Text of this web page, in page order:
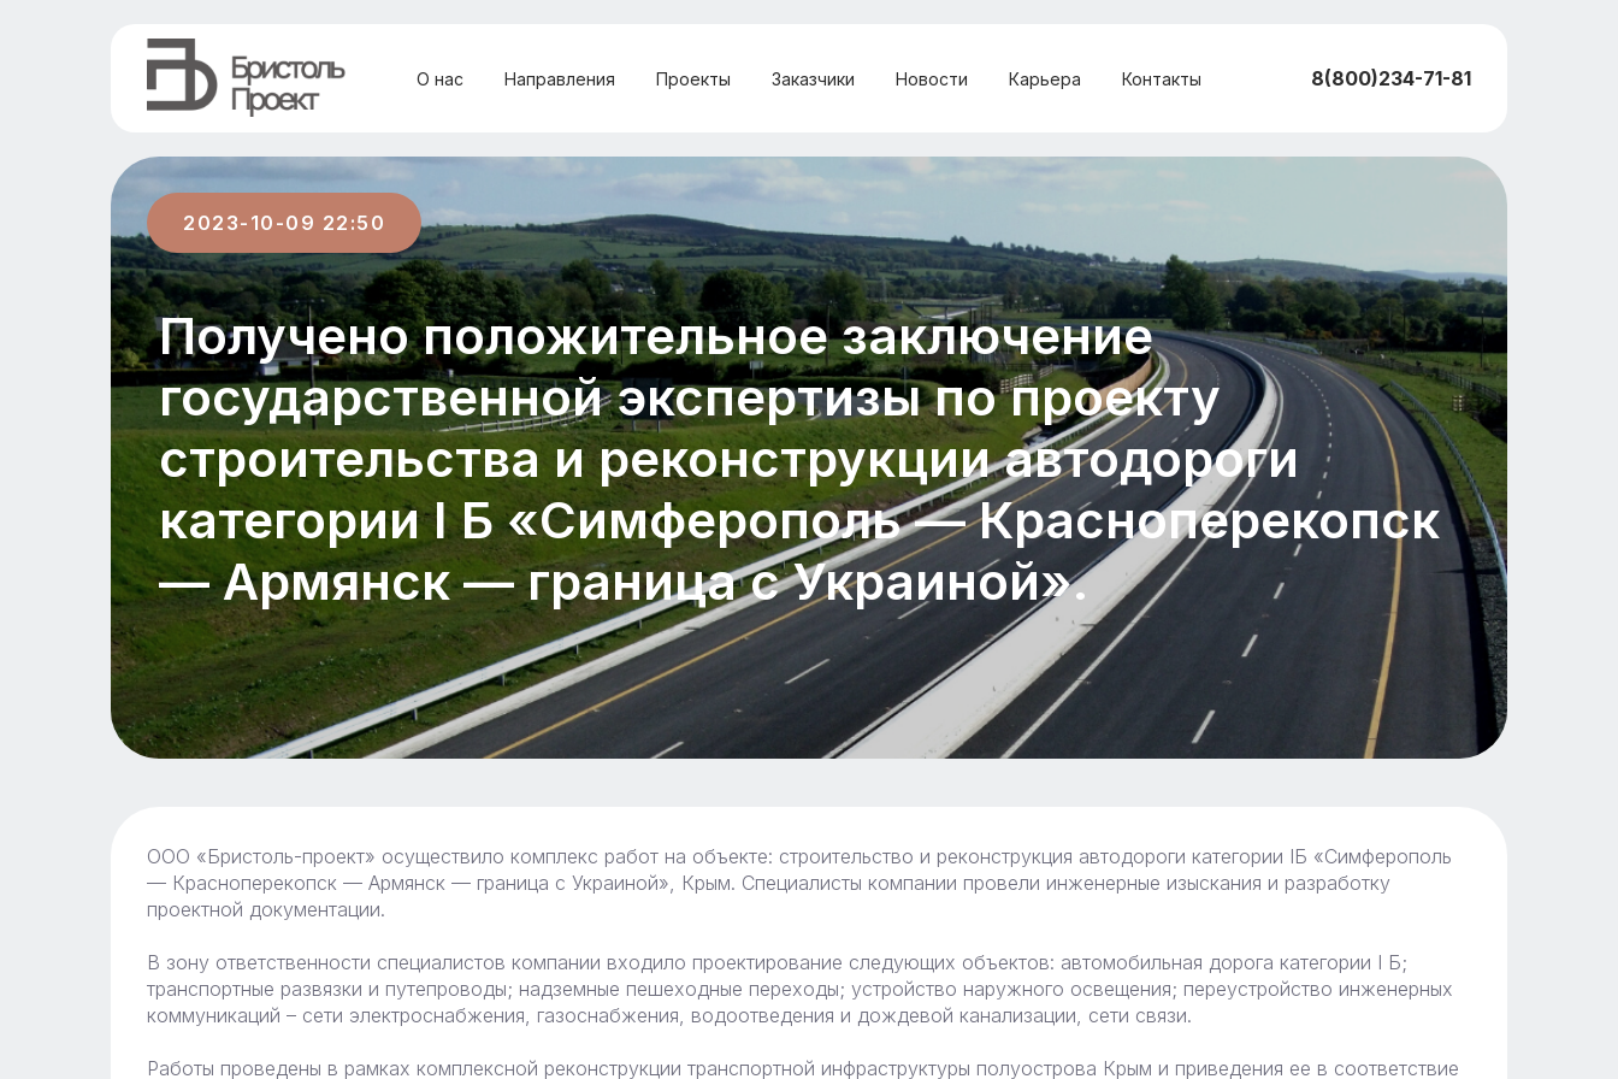
О нас Направления Проекты Заказчики Новости Карьера Контакты 8(800)234-71-81
Получено положительное заключение
государственной экспертизы по проекту
строительства и реконструкции автодороги
категории I Б «Симферополь — Красноперекопск
— Армянск — граница с Украиной».
2023-10-09 22:50
ООО «Бристоль-проект» осуществило комплекс работ на объекте: строительство и реконструкция автодороги категории IБ «Симферополь
— Красноперекопск — Армянск — граница с Украиной», Крым. Специалисты компании провели инженерные изыскания и разработку
проектной документации.
В зону ответственности специалистов компании входило проектирование следующих объектов: автомобильная дорога категории I Б;
транспортные развязки и путепроводы; надземные пешеходные переходы; устройство наружного освещения; переустройство инженерных
коммуникаций – сети электроснабжения, газоснабжения, водоотведения и дождевой канализации, сети связи.
Работы проведены в рамках комплексной реконструкции транспортной инфраструктуры полуострова Крым и приведения ее в соответствие